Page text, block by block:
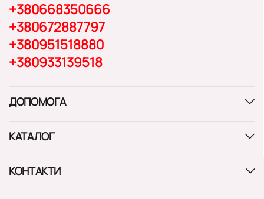
+380668350666
+380672887797
+380951518880
+380933139518
ДОПОМОГА
КАТАЛОГ
КОНТАКТИ